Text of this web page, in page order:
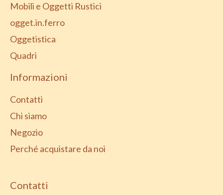
Mobili e Oggetti Rustici
ogget.in.ferro
Oggetistica
Quadri
Informazioni
Contatti
Chi siamo
Negozio
Perché acquistare da noi
Contatti